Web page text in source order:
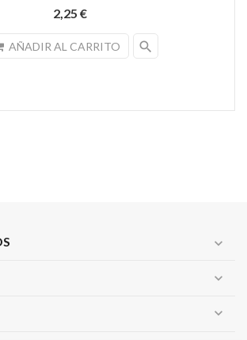
2,25 €
AÑADIR AL CARRITO search
expand_more
expand_more
expand_more